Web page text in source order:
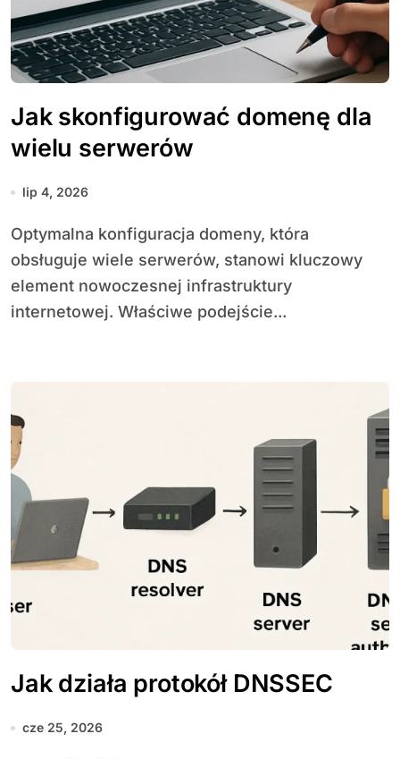
Jak skonfigurować domenę dla
wielu serwerów
lip 4, 2026
Optymalna konfiguracja domeny, która
obsługuje wiele serwerów, stanowi kluczowy
element nowoczesnej infrastruktury
internetowej. Właściwe podejście...
Jak działa protokół DNSSEC
cze 25, 2026